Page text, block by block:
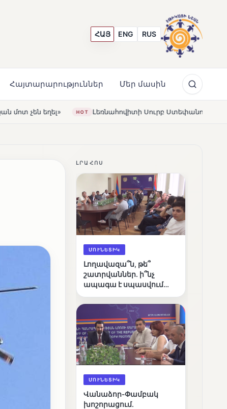
ՀԱՅ ENG RUS
Հայտարարություններ Մեր մասին
HOT Լեռնահովիտի Սուրբ Ստեփանոս եկեղեցին
ԼՐԱՀՈՍ
ՄՈՒՆԵՏԻԿ
Լողավազա՞ն, թե՞
շատրվաններ. ի՞նչ
ապագա է սպասվում
լճին
ՄՈՒՆԵՏԻԿ
Վանաձոր-Փամբակ
խոշորացում.